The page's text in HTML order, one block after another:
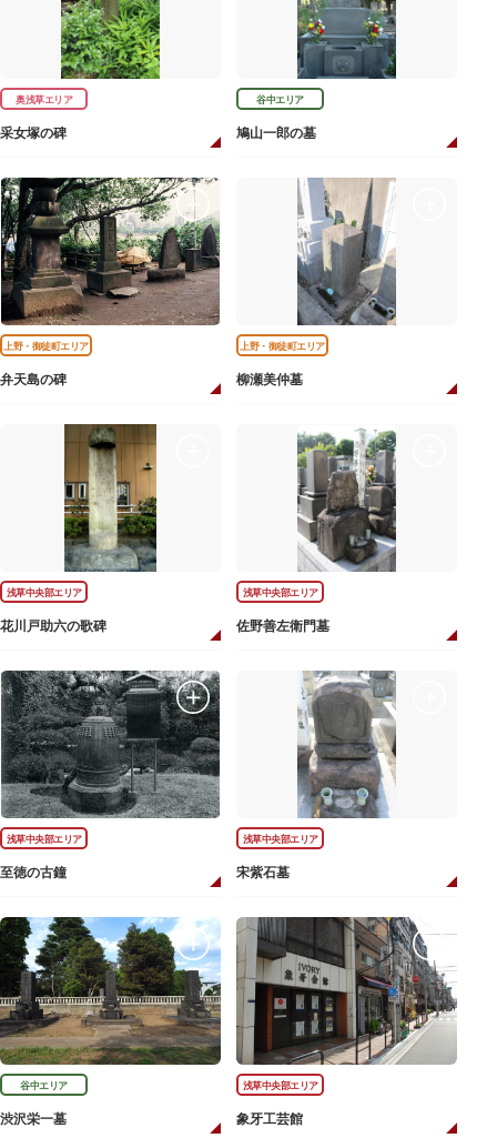
奥浅草エリア
采女塚の碑
谷中エリア
鳩山一郎の墓
上野・御徒町エリア
弁天島の碑
上野・御徒町エリア
柳瀬美仲墓
浅草中央部エリア
花川戸助六の歌碑
浅草中央部エリア
佐野善左衛門墓
浅草中央部エリア
至徳の古鐘
浅草中央部エリア
宋紫石墓
谷中エリア
渋沢栄一墓
浅草中央部エリア
象牙工芸館